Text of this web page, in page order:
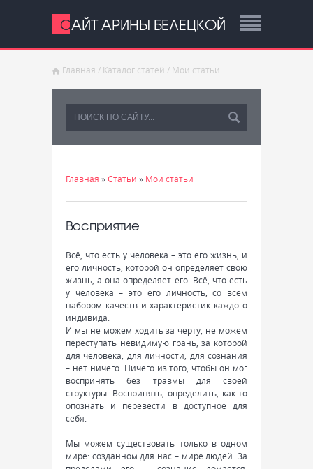
САЙТ АРИНЫ БЕЛЕЦКОЙ
Главная / Каталог статей / Мои статьи
Главная »Статьи » Мои статьи
Восприятие
Всё, что есть у человека – это его жизнь, и
его личность, которой он определяет свою
жизнь, а она определяет его. Всё, что есть
у человека – это его личность, со всем
набором качеств и характеристик каждого
индивида.
И мы не можем ходить за черту, не можем
переступать невидимую грань, за которой
для человека, для личности, для сознания
– нет ничего. Ничего из того, чтобы он мог
воспринять без травмы для своей
структуры. Воспринять, определить, как-то
опознать и перевести в доступное для
себя.
Мы можем существовать только в одном
мире: созданном для нас – мире людей. За